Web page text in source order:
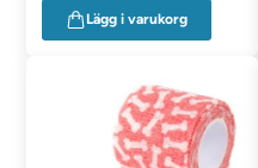
Lägg i varukorg